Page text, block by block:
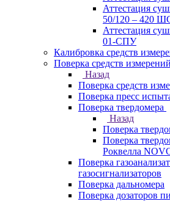
Аттестация
50/120 – 420
Аттестация
01-СПУ
Калибровка средств
Поверка средств измерений
Назад
Поверка средств
Поверка пресс
Поверка твердомера
Назад
Поверка
Поверка
Роквелла
Поверка
газосигнализаторов
Поверка дальномера
Поверка дозаторов